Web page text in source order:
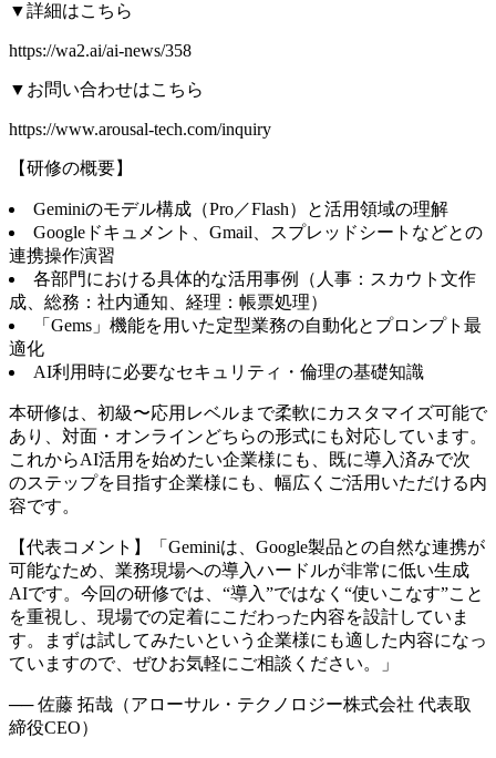
▼詳細はこちら
https://wa2.ai/ai-news/358
▼お問い合わせはこちら
https://www.arousal-tech.com/inquiry
【研修の概要】
Geminiのモデル構成（Pro／Flash）と活用領域の理解
Googleドキュメント、Gmail、スプレッドシートなどとの
連携操作演習
各部門における具体的な活用事例（人事：スカウト文作
成、総務：社内通知、経理：帳票処理）
「Gems」機能を用いた定型業務の自動化とプロンプト最
適化
AI利用時に必要なセキュリティ・倫理の基礎知識
本研修は、初級〜応用レベルまで柔軟にカスタマイズ可能で
あり、対面・オンラインどちらの形式にも対応しています。
これからAI活用を始めたい企業様にも、既に導入済みで次
のステップを目指す企業様にも、幅広くご活用いただける内
容です。
【代表コメント】「Geminiは、Google製品との自然な連携が
可能なため、業務現場への導入ハードルが非常に低い生成
AIです。今回の研修では、“導入”ではなく“使いこなす”こと
を重視し、現場での定着にこだわった内容を設計していま
す。まずは試してみたいという企業様にも適した内容になっ
ていますので、ぜひお気軽にご相談ください。」
── 佐藤 拓哉（アローサル・テクノロジー株式会社 代表取
締役CEO）